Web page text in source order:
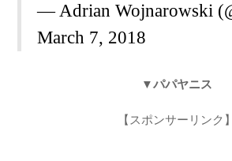
— Adrian Wojnarowski
March 7, 2018
▼パパヤニス
【スポンサーリンク】